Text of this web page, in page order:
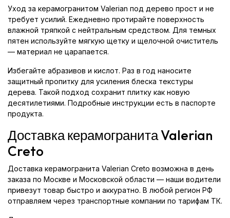
Уход за керамогранитом Valerian под дерево прост и не
требует усилий. Ежедневно протирайте поверхность
влажной тряпкой с нейтральным средством. Для темных
пятен используйте мягкую щетку и щелочной очиститель
— материал не царапается.
Избегайте абразивов и кислот. Раз в год наносите
защитный пропитку для усиления блеска текстуры
дерева. Такой подход сохранит плитку как новую
десятилетиями. Подробные инструкции есть в паспорте
продукта.
Доставка керамогранита Valerian
Creto
Доставка керамогранита Valerian Creto возможна в день
заказа по Москве и Московской области — наши водители
привезут товар быстро и аккуратно. В любой регион РФ
отправляем через транспортные компании по тарифам ТК.